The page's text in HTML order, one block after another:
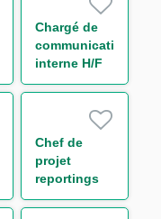
Chargé de
communication
interne H/F
Chef de
projet
reportings
réglementaires